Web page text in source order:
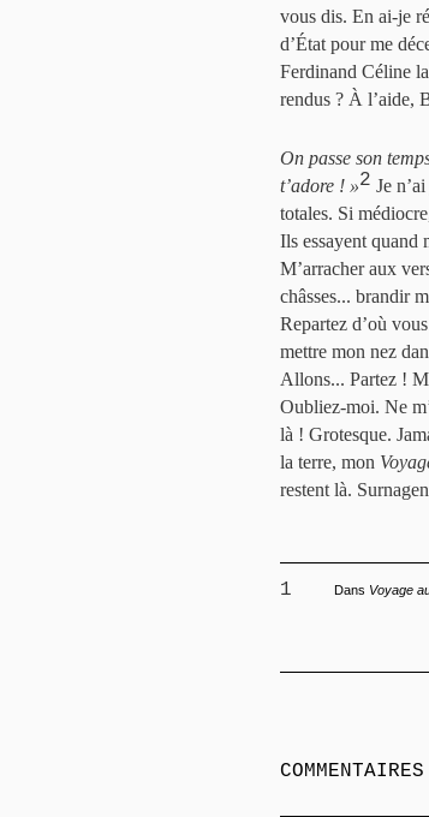
vous dis. En ai-je
d’État pour me
Ferdinand Céline
rendus ? À l’aide,
On passe son
t’adore ! »2 Je
totales. Si
Ils essayent quand
M’arracher aux
châsses... brandir
Repartez d’où
mettre mon nez
Allons... Partez !
Oubliez-moi. Ne
là ! Grotesque.
la terre, mon
restent là.
1 Dans Voyage
COMMENTAIRES